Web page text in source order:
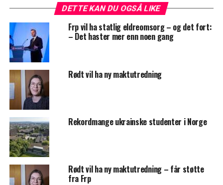
DETTE KAN DU OGSÅ LIKE
Frp vil ha statlig eldreomsorg – og det fort:
– Det haster mer enn noen gang
Rødt vil ha ny maktutredning
Rekordmange ukrainske studenter i Norge
Rødt vil ha ny maktutredning – får støtte
fra Frp